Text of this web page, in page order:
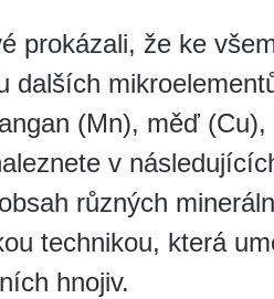
prokázali, že ke
dalších
(Mn), měď
v
různých
technikou, která
hnojiv.